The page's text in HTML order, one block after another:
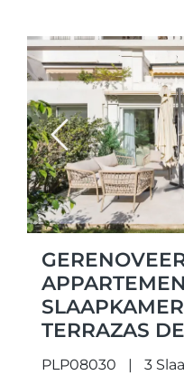
Previous
TERRAZAS
PLP08030
3